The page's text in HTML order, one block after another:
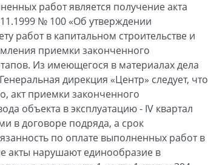
работ является получение акта
№ 100 «Об утверждении
работ в капитальном строительстве и
приемки законченного
Из имеющегося в материалах дела
дирекция «Центр» следует, что
акт приемки законченного
объекта в эксплуатацию - IV квартал
в договоре подряда, а срок
по оплате выполненных работ в
акты нарушают единообразие в